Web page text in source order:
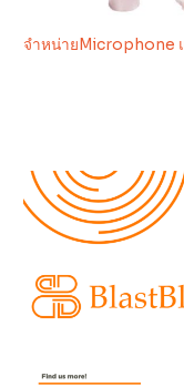
จำหน่ายMicrophone